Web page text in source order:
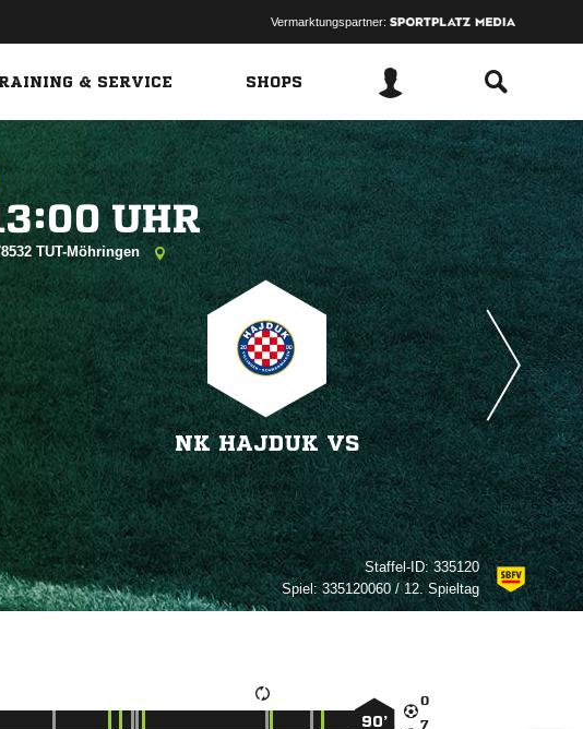
Vermarktungspartner:
& SERVICE SHOPS

TUT-Möhringen
NK HAJDUK VS
Staffel-ID:335120
Spiel:335120060 / 12. Spieltag


90’